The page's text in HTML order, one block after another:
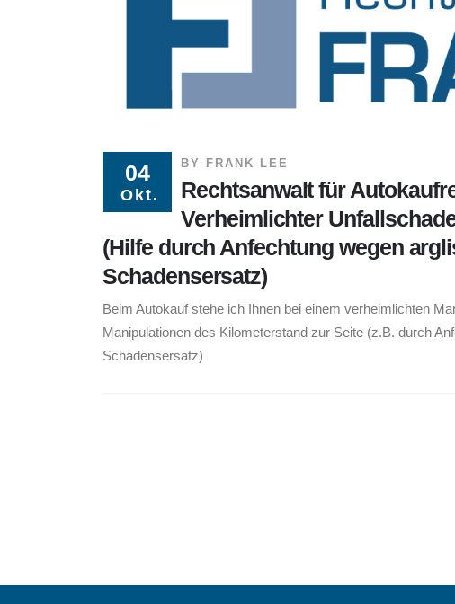
04
Okt.
BY FRANK LEE
Rechtsanwalt für
Verheimlichter
(Hilfe durch Anfechtung wegen
Schadensersatz)
Beim Autokauf stehe ich Ihnen bei einem verheimlichten
Manipulationen des Kilometerstand zur Seite (z.B. durch
Schadensersatz)